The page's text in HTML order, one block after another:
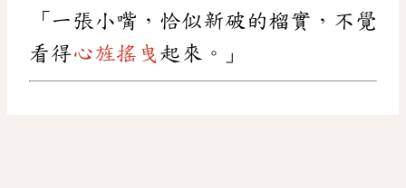
「一張小嘴，恰似新破的榴實，不覺
看得心旌搖曳 起來。」